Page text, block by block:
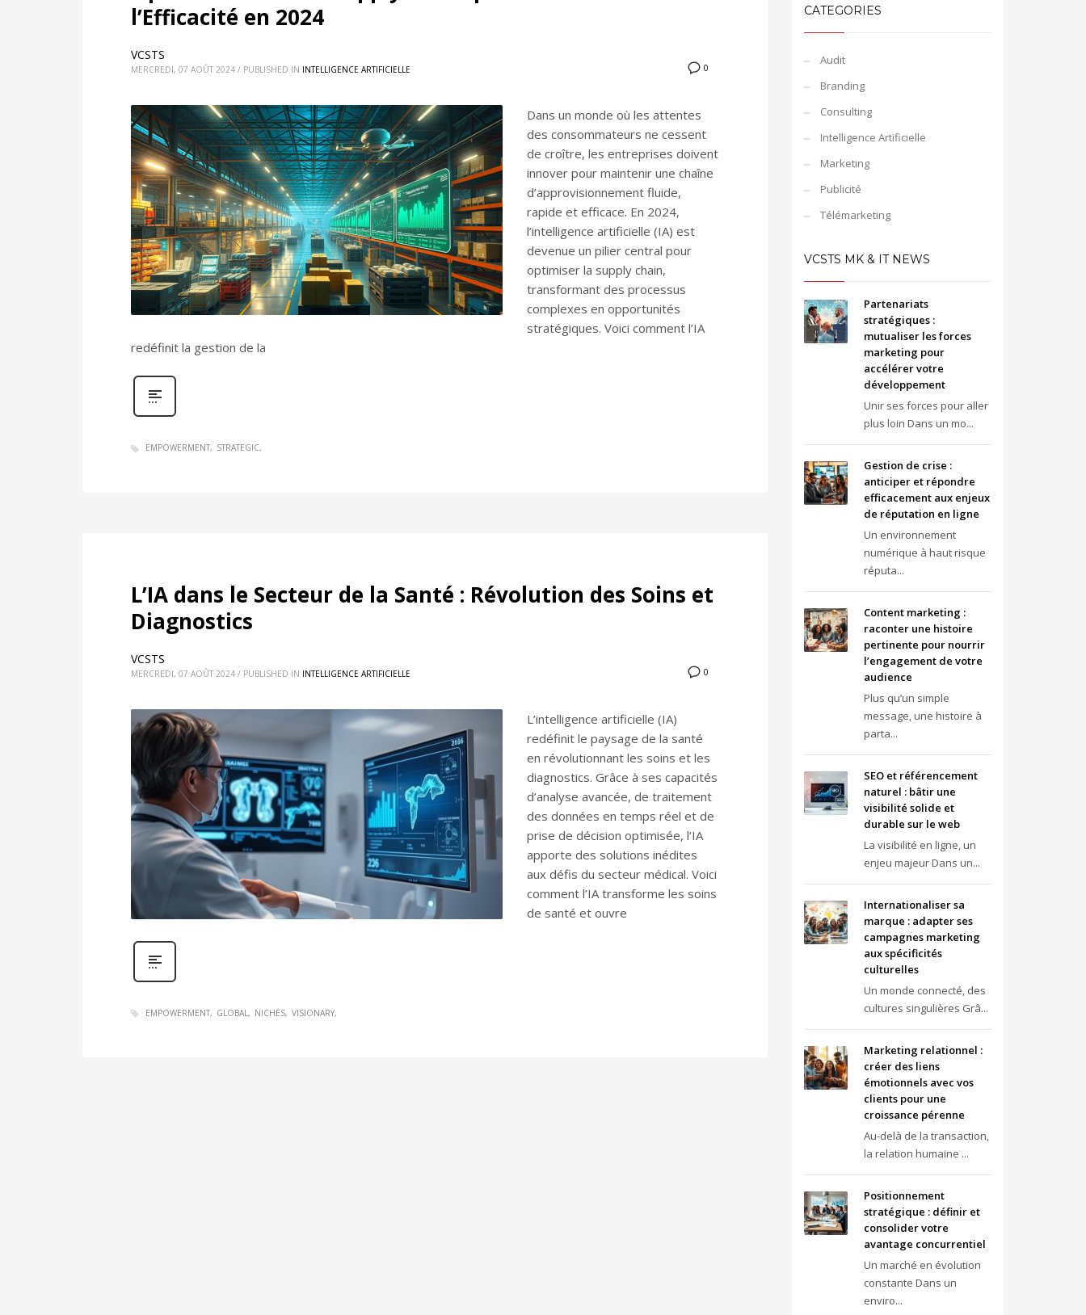
l’Efficacité en 2024
0
VCSTS
MERCREDI, 07 AOÛT 2024 / PUBLISHED IN INTELLIGENCE ARTIFICIELLE
Dans un monde où les attentes
des consommateurs ne cessent
de croître, les entreprises doivent
innover pour maintenir une chaîne
d’approvisionnement fluide,
rapide et efficace. En 2024,
l’intelligence artificielle (IA) est
devenue un pilier central pour
optimiser la supply chain,
transformant des processus
complexes en opportunités
stratégiques. Voici comment l’IA
redéfinit la gestion de la
EMPOWERMENT STRATEGIC
L’IA dans le Secteur de la Santé : Révolution des Soins et
Diagnostics
0
VCSTS
MERCREDI, 07 AOÛT 2024 / PUBLISHED IN INTELLIGENCE ARTIFICIELLE
L’intelligence artificielle (IA)
redéfinit le paysage de la santé
en révolutionnant les soins et les
diagnostics. Grâce à ses capacités
d’analyse avancée, de traitement
des données en temps réel et de
prise de décision optimisée, l’IA
apporte des solutions inédites
aux défis du secteur médical. Voici
comment l’IA transforme les soins
de santé et ouvre
EMPOWERMENT GLOBAL NICHES VISIONARY
CATEGORIES
Audit
Branding
Consulting
Intelligence Artificielle
Marketing
Publicité
Télémarketing
VCSTS MK & IT NEWS
Partenariats
stratégiques :
mutualiser les forces
marketing pour
accélérer votre
développement
Unir ses forces pour aller
plus loin Dans un mo...
Gestion de crise :
anticiper et répondre
efficacement aux enjeux
de réputation en ligne
Un environnement
numérique à haut risque
réputa...
Content marketing :
raconter une histoire
pertinente pour nourrir
l’engagement de votre
audience
Plus qu’un simple
message, une histoire à
parta...
SEO et référencement
naturel : bâtir une
visibilité solide et
durable sur le web
La visibilité en ligne, un
enjeu majeur Dans un...
Internationaliser sa
marque : adapter ses
campagnes marketing
aux spécificités
culturelles
Un monde connecté, des
cultures singulières Grâ...
Marketing relationnel :
créer des liens
émotionnels avec vos
clients pour une
croissance pérenne
Au-delà de la transaction,
la relation humaine ...
Positionnement
stratégique : définir et
consolider votre
avantage concurrentiel
Un marché en évolution
constante Dans un
enviro...